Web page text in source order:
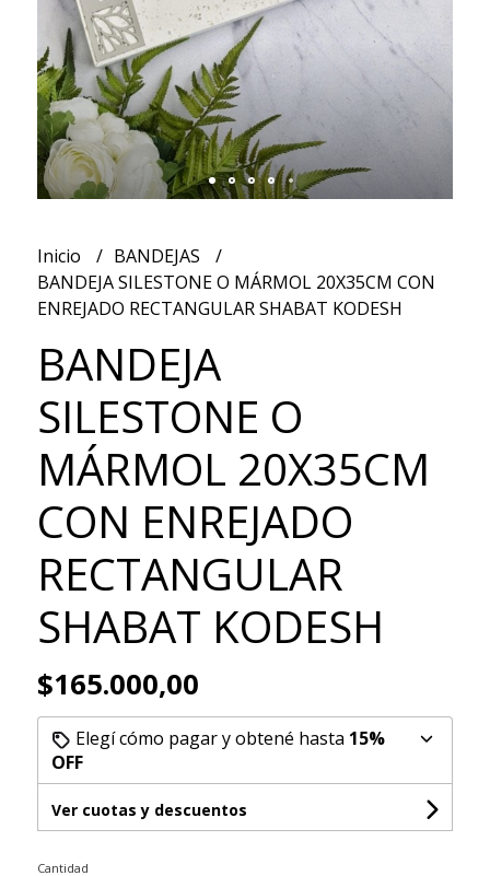
Inicio
BANDEJAS
BANDEJA SILESTONE O MÁRMOL 20X35CM CON
ENREJADO RECTANGULAR SHABAT KODESH
BANDEJA
SILESTONE O
MÁRMOL 20X35CM
CON ENREJADO
RECTANGULAR
SHABAT KODESH
$165.000,00
Elegí cómo pagar y obtené hasta 15%
OFF
Ver cuotas y descuentos
Cantidad